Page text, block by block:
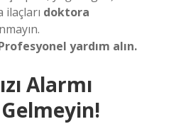
doktora
yardım alın.
Alarmı